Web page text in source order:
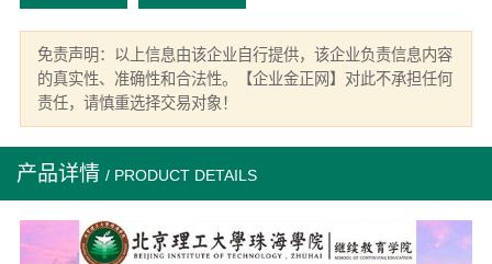
免责声明：以上信息由该企业自行提供，该企业负责信息内容
的真实性、准确性和合法性。【企业金正网】对此不承担任何
责任，请慎重选择交易对象！
产品详情 / PRODUCT DETAILS